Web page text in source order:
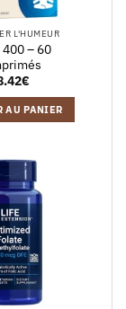
L'HUMEUR
400 – 60
€
AU PANIER